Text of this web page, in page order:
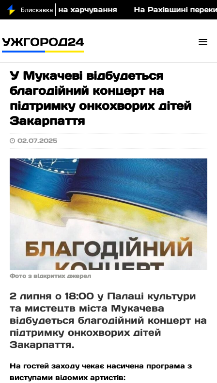
млн грн на харчування На Рахівщині
У Мукачеві відбудеться
благодійний концерт на
підтримку онкохворих дітей
Закарпаття
02.07.2025
Фото з відкритих джерел
2 липня о 18:00 у Палаці культури
та мистецтв міста Мукачева
відбудеться благодійний концерт на
підтримку онкохворих дітей
Закарпаття.
На гостей заходу чекає насичена програма з
виступами відомих артистів: